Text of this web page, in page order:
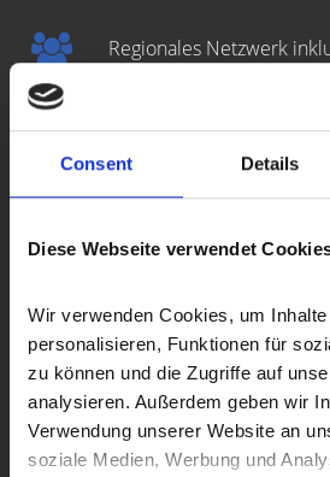
Consent Details
Diese Webseite verwendet
Wir verwenden Cookies, um
personalisieren, Funktionen für
zu können und die Zugriffe auf
analysieren. Außerdem geben wir
Verwendung unserer Website an
soziale Medien, Werbung und
Regionales Netzwerk
Inserate in regionalen
Immobilienportalen
Bonitätsprüfung der
Zusammenstellung aller